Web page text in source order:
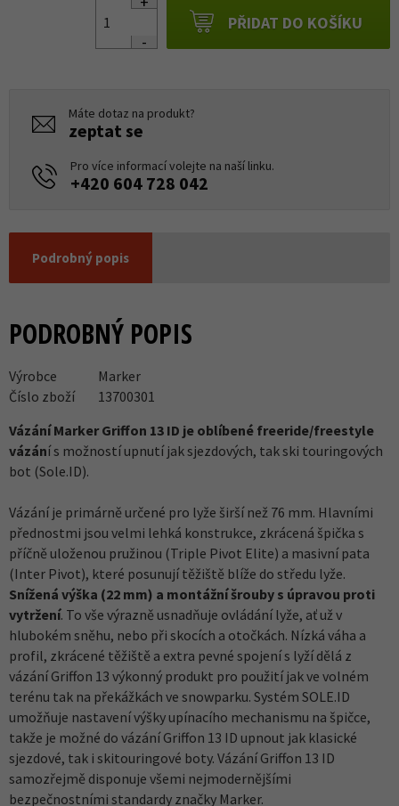
PŘIDAT DO KOŠÍKU
Máte dotaz na produkt?
zeptat se
Pro více informací volejte na naší linku.
+420 604 728 042
Podrobný popis
PODROBNÝ POPIS
Výrobce
Marker
Číslo zboží
13700301
Vázání Marker Griffon 13 ID je oblíbené freeride/freestyle
vázání s možností upnutí jak sjezdových, tak ski touringových
bot (Sole.ID).
Vázání je primárně určené pro lyže širší než 76 mm. Hlavními
přednostmi jsou velmi lehká konstrukce, zkrácená špička s
příčně uloženou pružinou (Triple Pivot Elite) a masivní pata
(Inter Pivot), které posunují těžiště blíže do středu lyže.
Snížená výška (22 mm) a montážní šrouby s úpravou proti
vytržení. To vše výrazně usnadňuje ovládání lyže, ať už v
hlubokém sněhu, nebo při skocích a otočkách. Nízká váha a
profil, zkrácené těžiště a extra pevné spojení s lyží dělá z
vázání Griffon 13 výkonný produkt pro použití jak ve volném
terénu tak na překážkách ve snowparku. Systém SOLE.ID
umožňuje nastavení výšky upínacího mechanismu na špičce,
takže je možné do vázání Griffon 13 ID upnout jak klasické
sjezdové, tak i skitouringové boty. Vázání Griffon 13 ID
samozřejmě disponuje všemi nejmodernějšími
bezpečnostními standardy značky Marker.